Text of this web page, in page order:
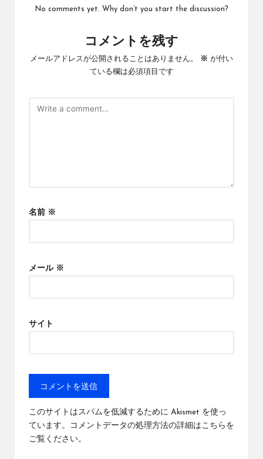
No comments yet. Why don’t you start the discussion?
コメントを残す
メールアドレスが公開されることはありません。 ※ が付い
ている欄は必須項目です
名前 ※
メール ※
サイト
このサイトはスパムを低減するために Akismet を使っ
ています。
コメントデータの処理方法の詳細はこちらを
ご覧ください。